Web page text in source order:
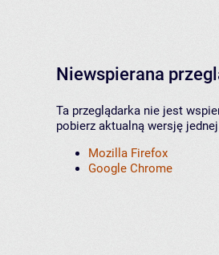
Niewspierana
Ta przeglądarka nie jest
pobierz aktualną wersję
Mozilla Firefox
Google Chrome